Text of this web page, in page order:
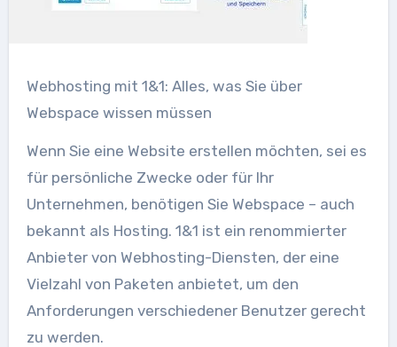
Webhosting mit 1&1: Alles, was Sie über
Webspace wissen müssen
Wenn Sie eine Website erstellen möchten, sei es
für persönliche Zwecke oder für Ihr
Unternehmen, benötigen Sie Webspace – auch
bekannt als Hosting. 1&1 ist ein renommierter
Anbieter von Webhosting-Diensten, der eine
Vielzahl von Paketen anbietet, um den
Anforderungen verschiedener Benutzer gerecht
zu werden.